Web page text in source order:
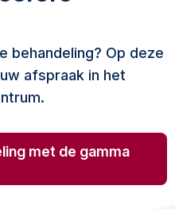
behandeling? Op deze
afspraak in het
met de gamma